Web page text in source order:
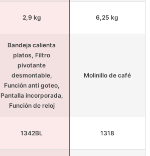
2,9 kg 6,25 kg
Bandeja calienta
platos, Filtro
pivotante
desmontable,
Función anti goteo,
Pantalla incorporada,
Función de reloj
Molinillo de café
1342BL 1318